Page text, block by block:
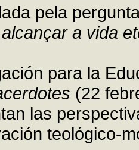
pela
a vida
para la
(22
las
teológico-